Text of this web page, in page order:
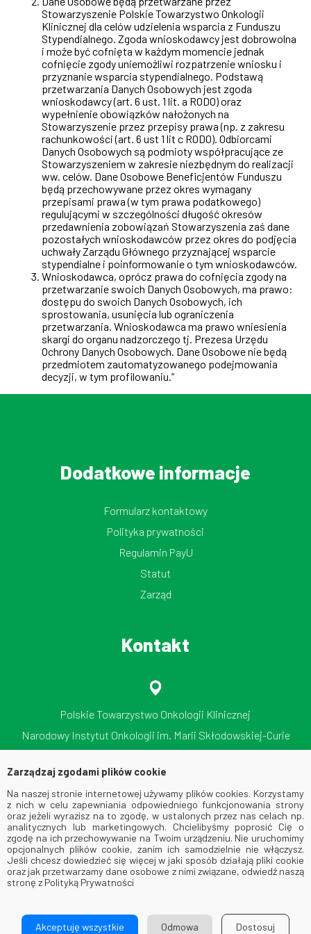
Stowarzyszenie Polskie Towarzystwo Onkologii
Klinicznej dla celów udzielenia wsparcia z Funduszu
Stypendialnego. Zgoda wnioskodawcy jest dobrowolna
i może być cofnięta w każdym momencie jednak
cofnięcie zgody uniemożliwi rozpatrzenie wniosku i
przyznanie wsparcia stypendialnego. Podstawą
przetwarzania Danych Osobowych jest zgoda
wnioskodawcy (art. 6 ust. 1 lit. a RODO) oraz
wypełnienie obowiązków nałożonych na
Stowarzyszenie przez przepisy prawa (np. z zakresu
rachunkowości (art. 6 ust 1 lit c RODO). Odbiorcami
Danych Osobowych są podmioty współpracujące ze
Stowarzyszeniem w zakresie niezbędnym do realizacji
ww. celów. Dane Osobowe Beneficjentów Funduszu
będą przechowywane przez okres wymagany
przepisami prawa (w tym prawa podatkowego)
regulującymi w szczególności długość okresów
przedawnienia zobowiązań Stowarzyszenia zaś dane
pozostałych wnioskodawców przez okres do podjęcia
uchwały Zarządu Głównego przyznającej wsparcie
stypendialne i poinformowanie o tym wnioskodawców.
Wnioskodawca, oprócz prawa do cofnięcia zgody na
przetwarzanie swoich Danych Osobowych, ma prawo:
dostępu do swoich Danych Osobowych, ich
sprostowania, usunięcia lub ograniczenia
przetwarzania. Wnioskodawca ma prawo wniesienia
skargi do organu nadzorczego tj. Prezesa Urzędu
Ochrony Danych Osobowych. Dane Osobowe nie będą
przedmiotem zautomatyzowanego podejmowania
decyzji, w tym profilowaniu.”
Dodatkowe informacje
Formularz kontaktowy
Polityka prywatności
Regulamin PayU
Statut
Zarząd
Kontakt
Polskie Towarzystwo Onkologii Klinicznej
Narodowy Instytut Onkologii im. Marii Skłodowskiej-Curie
ul. Roentgena 5, 02-781 Warszawa
tel./faks: 512 606 724
© 2026 Via Medica. All Rights Reserved
Zarządzaj zgodami plików cookie
Na naszej stronie internetowej używamy plików cookies. Korzystamy
z nich w celu zapewniania odpowiedniego funkcjonowania strony
oraz jeżeli wyrazisz na to zgodę, w ustalonych przez nas celach np.
analitycznych lub marketingowych. Chcielibyśmy poprosić Cię o
zgodę na ich przechowywanie na Twoim urządzeniu. Nie uruchomimy
opcjonalnych plików cookie, zanim ich samodzielnie nie włączysz.
Jeśli chcesz dowiedzieć się więcej w jaki sposób działają pliki cookie
oraz jak przetwarzamy dane osobowe z nimi związane, odwiedź naszą
stronę z Polityką Prywatności
Akceptuję wszystkie Odmowa Dostosuj